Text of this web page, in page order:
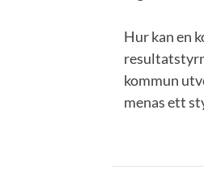
Hur kan en
kommun
menas ett